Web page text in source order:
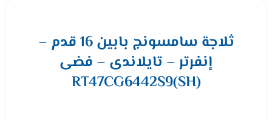
ثلاجة سامسونج بابين 16 قدم –
إنفرتر – تايلاندى – فضى
RT47CG6442S9(SH)